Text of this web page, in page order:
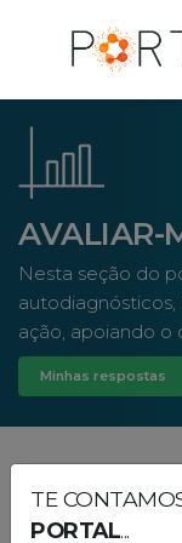
TE
PORTAL...
AVALIAR-
Nesta seção do
autodiagnósticos,
ação, apoiando o
Minhas respostas